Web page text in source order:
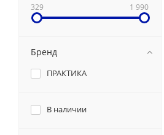
329 1 990
Бренд
ПРАКТИКА
В наличии